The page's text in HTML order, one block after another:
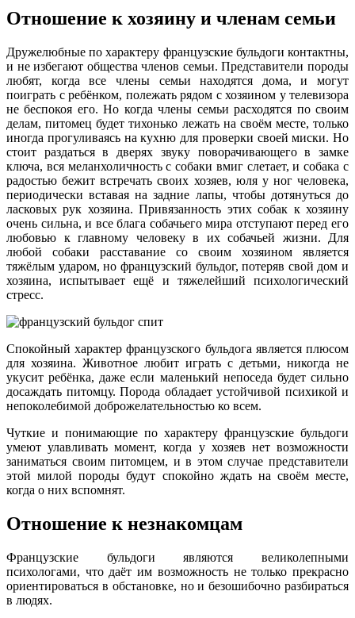
Отношение к хозяину и членам семьи
Дружелюбные по характеру французские бульдоги контактны,
и не избегают общества членов семьи. Представители породы
любят, когда все члены семьи находятся дома, и могут
поиграть с ребёнком, полежать рядом с хозяином у телевизора
не беспокоя его. Но когда члены семьи расходятся по своим
делам, питомец будет тихонько лежать на своём месте, только
иногда прогуливаясь на кухню для проверки своей миски. Но
стоит раздаться в дверях звуку поворачивающего в замке
ключа, вся меланхоличность с собаки вмиг слетает, и собака с
радостью бежит встречать своих хозяев, юля у ног человека,
периодически вставая на задние лапы, чтобы дотянуться до
ласковых рук хозяина. Привязанность этих собак к хозяину
очень сильна, и все блага собачьего мира отступают перед его
любовью к главному человеку в их собачьей жизни. Для
любой собаки расставание со своим хозяином является
тяжёлым ударом, но французский бульдог, потеряв свой дом и
хозяина, испытывает ещё и тяжелейший психологический
стресс.
Спокойный характер французского бульдога является плюсом
для хозяина. Животное любит играть с детьми, никогда не
укусит ребёнка, даже если маленький непоседа будет сильно
досаждать питомцу. Порода обладает устойчивой психикой и
непоколебимой доброжелательностью ко всем.
Чуткие и понимающие по характеру французские бульдоги
умеют улавливать момент, когда у хозяев нет возможности
заниматься своим питомцем, и в этом случае представители
этой милой породы будут спокойно ждать на своём месте,
когда о них вспомнят.
Отношение к незнакомцам
Французские бульдоги являются великолепными
психологами, что даёт им возможность не только прекрасно
ориентироваться в обстановке, но и безошибочно разбираться
в людях.